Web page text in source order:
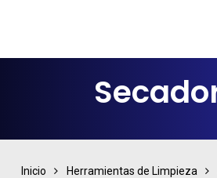
main
Inicio Herramientas de Limpieza